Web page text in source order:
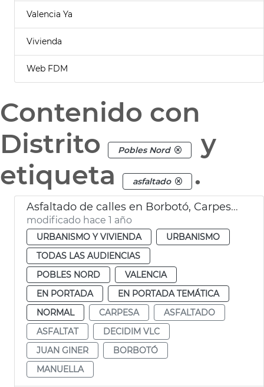
Valencia Ya
Vivienda
Web FDM
Contenido con
Distrito
Pobles Nord
y
etiqueta
asfaltado .
Asfaltado de calles en Borbotó, Carpesa y Mauella
modificado hace 1 año
URBANISMO Y VIVIENDA
URBANISMO
TODAS LAS AUDIENCIAS
POBLES NORD
VALENCIA
EN PORTADA
EN PORTADA TEMÁTICA
NORMAL
CARPESA
ASFALTADO
ASFALTAT
DECIDIM VLC
JUAN GINER
BORBOTÓ
MANUELLA